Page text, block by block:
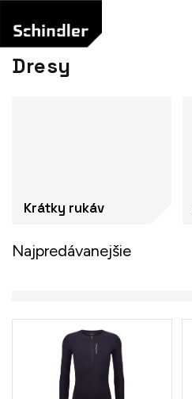
obsah
Dresy
Krátky rukáv
Najpredávanejšie
V